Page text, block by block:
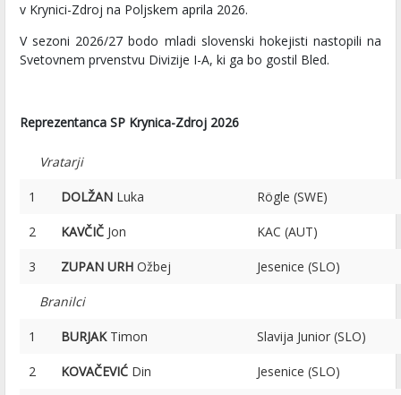
v Krynici-Zdroj na Poljskem aprila 2026.
V sezoni 2026/27 bodo mladi slovenski hokejisti nastopili na
Svetovnem prvenstvu Divizije I-A, ki ga bo gostil Bled.
Reprezentanca SP Krynica-Zdroj 2026
Vratarji
1 DOLŽAN Luka Rögle (SWE)
2 KAVČIČ Jon KAC (AUT)
3 ZUPAN URH Ožbej Jesenice (SLO)
Branilci
1 BURJAKTimon Slavija Junior (SLO)
2 KOVAČEVIĆ Din Jesenice (SLO)